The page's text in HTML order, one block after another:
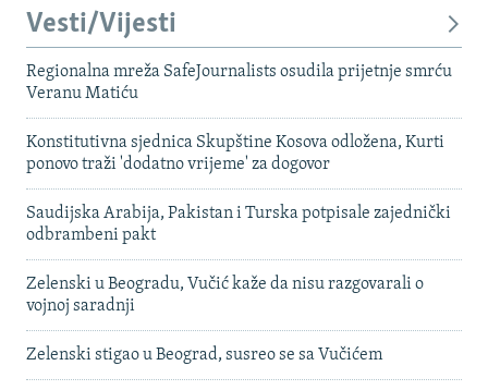
Vesti/Vijesti
Regionalna mreža SafeJournalists osudila prijetnje smrću
Veranu Matiću
Konstitutivna sjednica Skupštine Kosova odložena, Kurti
ponovo traži 'dodatno vrijeme' za dogovor
Saudijska Arabija, Pakistan i Turska potpisale zajednički
odbrambeni pakt
Zelenski u Beogradu, Vučić kaže da nisu razgovarali o
vojnoj saradnji
Zelenski stigao u Beograd, susreo se sa Vučićem